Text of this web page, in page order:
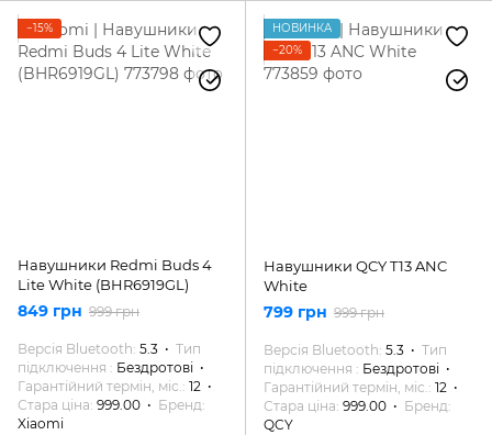
−15%
Навушники Redmi Buds 4
Lite White (BHR6919GL)
849 грн 999 грн
Версія Bluetooth 5.3
Тип
підключення
Бездротові
Гарантійний термін, міс. 12
Стара ціна 999.00
Бренд
Xiaomi
НОВИНКА
−20%
Навушники QCY T13 ANC
White
799 грн 999 грн
Версія Bluetooth 5.3
Тип
підключення
Бездротові
Гарантійний термін, міс. 12
Стара ціна 999.00
Бренд
QCY